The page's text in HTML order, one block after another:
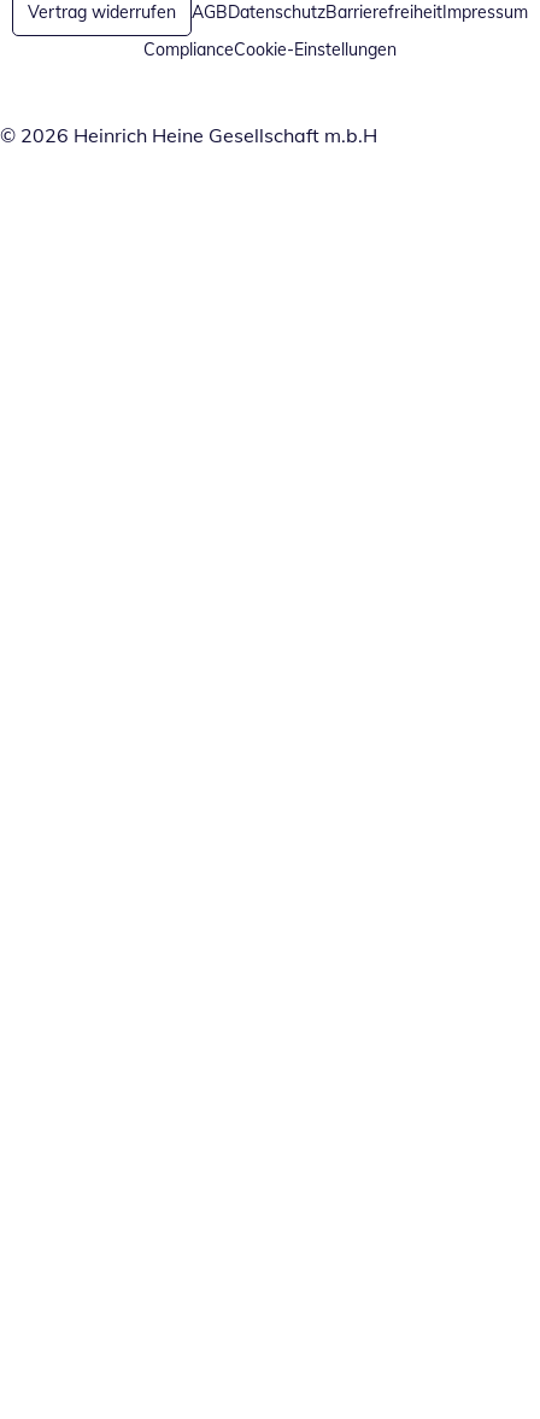
Vertrag widerrufen AGBDatenschutzBarrierefreiheitImpressum
ComplianceCookie-Einstellungen
© 2026 Heinrich Heine Gesellschaft m.b.H